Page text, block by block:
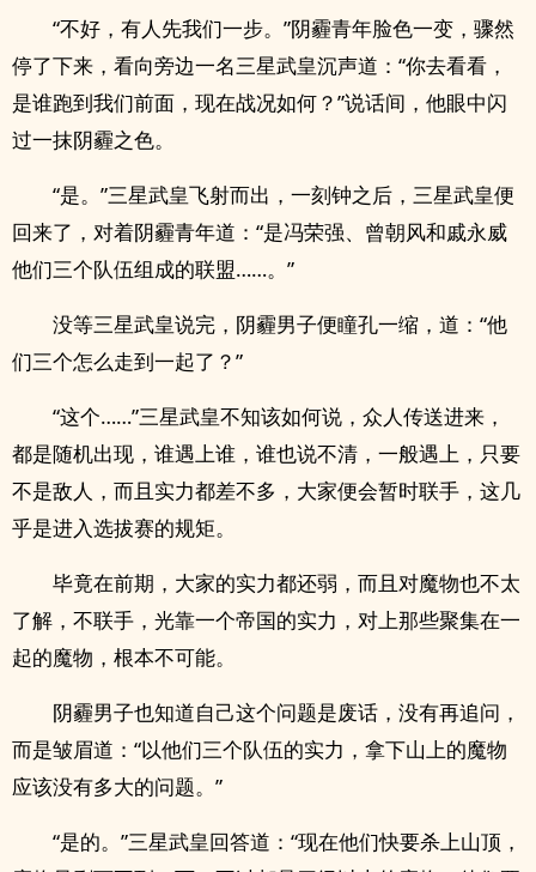
“不好，有人先我们一步。”阴霾青年脸色一变，骤然
停了下来，看向旁边一名三星武皇沉声道：“你去看看，
是谁跑到我们前面，现在战况如何？”说话间，他眼中闪
过一抹阴霾之色。
“是。”三星武皇飞射而出，一刻钟之后，三星武皇便
回来了，对着阴霾青年道：“是冯荣强、曾朝风和戚永威
他们三个队伍组成的联盟……。”
没等三星武皇说完，阴霾男子便瞳孔一缩，道：“他
们三个怎么走到一起了？”
“这个……”三星武皇不知该如何说，众人传送进来，
都是随机出现，谁遇上谁，谁也说不清，一般遇上，只要
不是敌人，而且实力都差不多，大家便会暂时联手，这几
乎是进入选拔赛的规矩。
毕竟在前期，大家的实力都还弱，而且对魔物也不太
了解，不联手，光靠一个帝国的实力，对上那些聚集在一
起的魔物，根本不可能。
阴霾男子也知道自己这个问题是废话，没有再追问，
而是皱眉道：“以他们三个队伍的实力，拿下山上的魔物
应该没有多大的问题。”
“是的。”三星武皇回答道：“现在他们快要杀上山顶，